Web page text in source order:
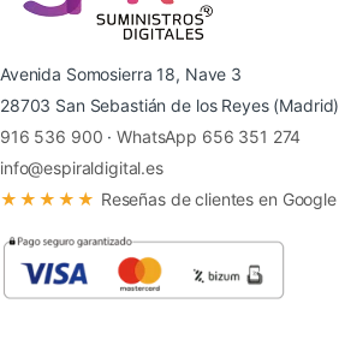
Avenida Somosierra 18, Nave 3
28703 San Sebastián de los Reyes (Madrid)
916 536 900 ·WhatsApp 656 351 274
info@espiraldigital.es
★★★★★ Reseñas de clientes en Google